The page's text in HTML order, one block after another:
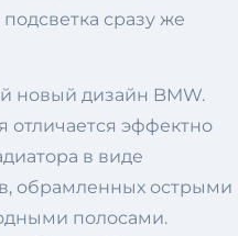
сразу же
новый дизайн BMW.
отличается эффектно
в виде
обрамленных острыми
полосами.